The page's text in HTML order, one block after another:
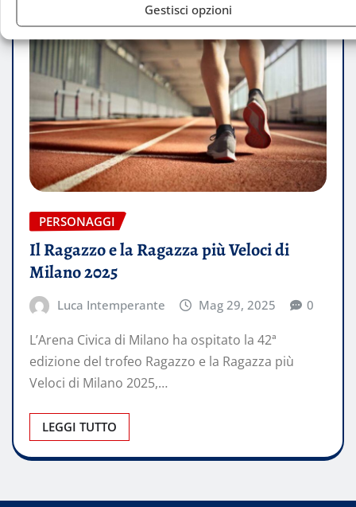
Gestisci opzioni
PERSONAGGI
Il Ragazzo e la Ragazza più Veloci di
Milano 2025
Luca Intemperante Mag 29, 2025 0
L’Arena Civica di Milano ha ospitato la 42ª
edizione del trofeo Ragazzo e la Ragazza più
Veloci di Milano 2025,…
LEGGI TUTTO